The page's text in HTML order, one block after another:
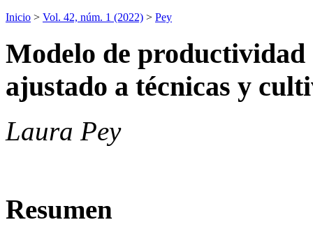
Inicio > Vol. 42, núm. 1 (2022) > Pey
Modelo de
ajustado a técnicas y
Laura Pey
Resumen